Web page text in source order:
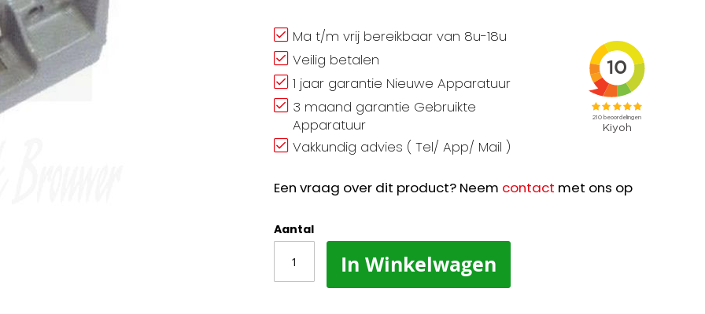
Ma t/m vrij bereikbaar van 8u-18u
Veilig betalen
1 jaar garantie Nieuwe Apparatuur
3 maand garantie Gebruikte
Apparatuur
Vakkundig advies ( Tel/ App/ Mail )
Een vraag over dit product? Neem contact met ons op
Aantal
In Winkelwagen